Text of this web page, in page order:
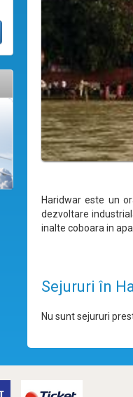
Haridwar este un
dezvoltare
inalte coboara in
Sejururi în
Nu sunt sejururi